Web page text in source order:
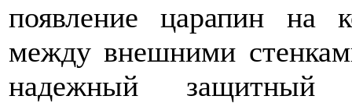
появление царапин на
между внешними
надежный